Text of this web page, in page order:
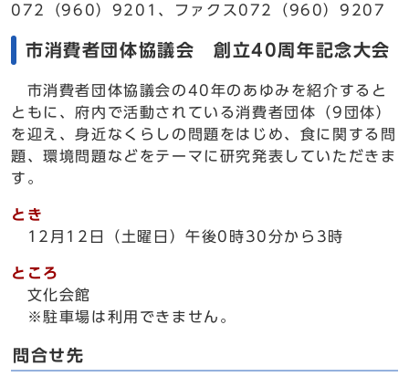
072（960）9201、ファクス072（960）9207
市消費者団体協議会 創立40周年記念大会
市消費者団体協議会の40年のあゆみを紹介すると
ともに、府内で活動されている消費者団体（9団体）
を迎え、身近なくらしの問題をはじめ、食に関する問
題、環境問題などをテーマに研究発表していただきま
す。
とき
12月12日（土曜日）午後0時30分から3時
ところ
文化会館
※駐車場は利用できません。
問合せ先